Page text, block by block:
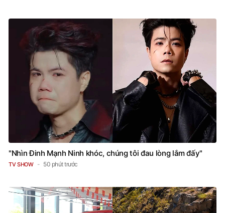
"Nhìn Đinh Mạnh Ninh khóc, chúng tôi đau lòng lắm đấy"
TV SHOW 50 phút trước